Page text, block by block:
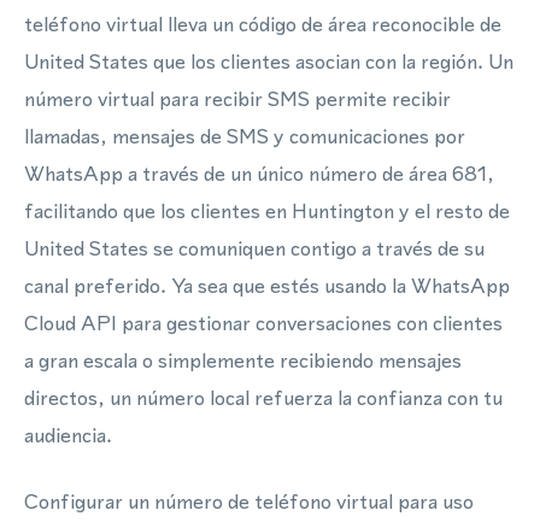
teléfono virtual lleva un código de área reconocible de
United States que los clientes asocian con la región. Un
número virtual para recibir SMS permite recibir
llamadas, mensajes de SMS y comunicaciones por
WhatsApp a través de un único número de área 681,
facilitando que los clientes en Huntington y el resto de
United States se comuniquen contigo a través de su
canal preferido. Ya sea que estés usando la WhatsApp
Cloud API para gestionar conversaciones con clientes
a gran escala o simplemente recibiendo mensajes
directos, un número local refuerza la confianza con tu
audiencia.
Configurar un número de teléfono virtual para uso